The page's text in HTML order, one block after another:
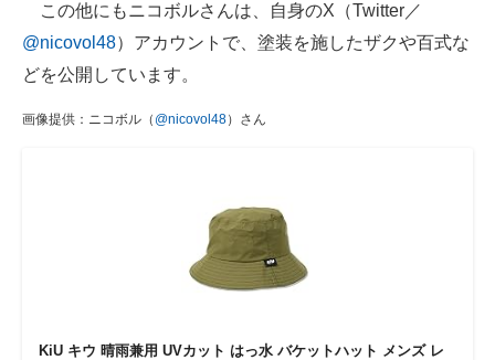
この他にもニコボルさんは、自身のX（Twitter／
@nicovol48）アカウントで、塗装を施したザクや百式な
どを公開しています。
画像提供：ニコボル（ @nicovol48）さん
KiU キウ 晴雨兼用 UVカット はっ水 バケットハット メンズ レ